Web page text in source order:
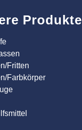
Produkte
Fritten
Farbkörper